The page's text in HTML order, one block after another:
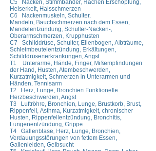
C5 Nacken, Stimmbänder, Rachen Erschöpfung,
Heiserkeit, Halsschmerzen
C6 Nackenmuskeln, Schulter,
Mandeln, Bauchschmerzen nach dem Essen,
Mandelentzündung, Schulter-Nacken-,
Oberarmschmerzen, Krupphusten
C7 Schilddrüse, Schulter, Ellenbogen, Albträume,
Schleimbeutelentzündung, Erkältungen,
Schilddrüsenerkrankungen, Angst
T1 Unterarme, Hände, Finger, Mißempfindungen
der Hand, Husten, Atembeschwerden,
Kurzatmigkeit, Schmerzen in Unterarmen und
Händen, Tennisarm
T2 Herz, Lunge, Bronchien Funktionelle
Herzbeschwerden, Angst
T3 Luftröhre, Bronchien, Lunge, Brustkorb, Brust,
Rippenfell, Asthma, Kurzatmigkeit, chronischer
Husten, Rippenfellentzündung, Bronchitis,
Lungenentzündung, Grippe
T4 Gallenblase, Herz, Lunge, Bronchien,
Verdauungsstörungen von fettem Essen,
Gallenleiden, Gelbsucht